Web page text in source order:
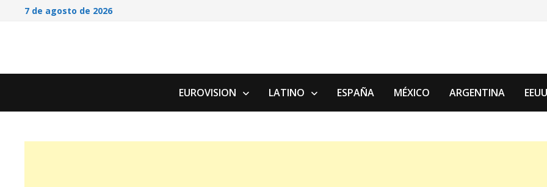
Saltar7 de agosto de 2026
EUROVISION LATINO ESPAÑA MÉXICO ARGENTINA